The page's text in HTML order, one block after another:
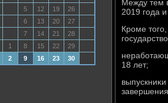
5 12 19
26
6 13 20
27
7 14 21
28
1 8 15 22
29
2 9 16 23 30
Между тем
2019 года
Кроме
18 лет;